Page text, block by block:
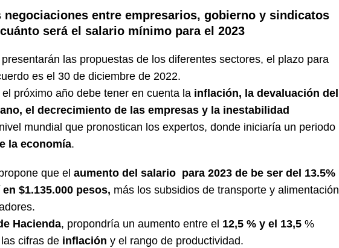
agosto de 2026 ] La historia detrás de la banda presidencial que portará Abelardo De La
tradición, simbolismo y el arte de un sastre colombiano reconocido en el mundo
negociaciones entre empresarios, gobierno y sindicatos
será el salario mínimo para el 2023
las propuestas de los diferentes sectores, el plazo para
es el 30 de diciembre de 2022.
próximo año debe tener en cuenta la inflación, la devaluación del
el decrecimiento de las empresas y la inestabilidad
mundial que pronostican los expertos, donde iniciaría un periodo
la economía.
que el aumento del salario para 2023 de be ser del 13.5%
$1.135.000 pesos, más los subsidios de transporte y alimentación
Hacienda, propondría un aumento entre el 12,5 % y el 13,5 %
cifras de inflación y el rango de productividad.